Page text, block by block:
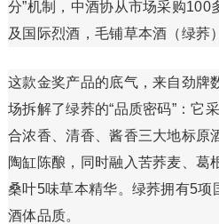
分”机制，中酒协从市场采购100
及国际烈酒，毛铺草本酒（绿荞
这款金奖产品的底气，来自劲牌
场拆解了绿荞的“品质密码”：它
合浓香、清香、酱香三大地标原
陶缸陈酿，同时融入苦荞麦、葛
桑叶5味草本精华。绿荞拥有5项
酒体品质。